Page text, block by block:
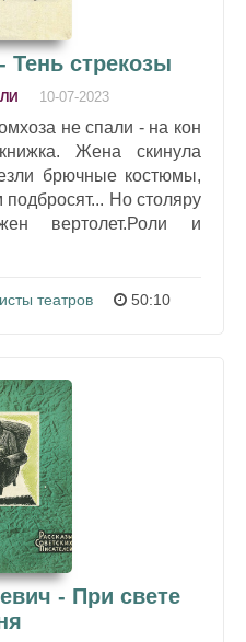
Тень стрекозы
10-07-2023
не спали - на кон
Жена скинула
брючные костюмы,
Но столяру
вертолет.Роли и
театров 50:10
- При свете